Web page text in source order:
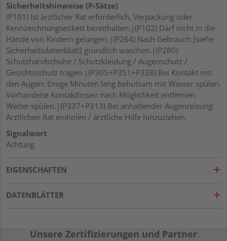
Sicherheitshinweise (P-Sätze)
(P101) Ist ärztlicher Rat erforderlich, Verpackung oder
Kennzeichnungsetikett bereithalten.|(P102) Darf nicht in die
Hände von Kindern gelangen.|(P264) Nach Gebrauch [siehe
Sicherheitsdatenblatt] gründlich waschen.|(P280)
Schutzhandschuhe / Schutzkleidung / Augenschutz /
Gesichtsschutz tragen.|(P305+P351+P338) Bei Kontakt mit
den Augen: Einige Minuten lang behutsam mit Wasser spülen.
Vorhandene Kontaktlinsen nach Möglichkeit entfernen.
Weiter spülen.|(P337+P313) Bei anhaltender Augenreizung:
Ärztlichen Rat einholen / ärztliche Hilfe hinzuziehen.
Signalwort
Achtung
EIGENSCHAFTEN
DATENBLÄTTER
Unsere Zertifizierungen und Partner